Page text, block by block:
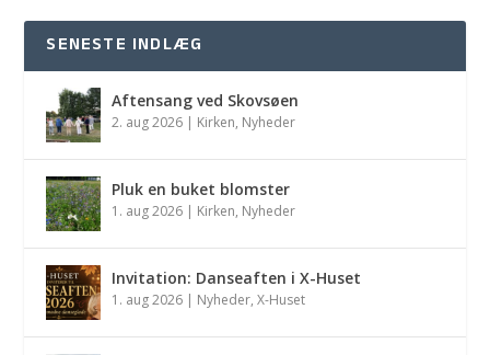
SENESTE INDLÆG
Aftensang ved Skovsøen
2. aug 2026 | Kirken, Nyheder
Pluk en buket blomster
1. aug 2026 | Kirken, Nyheder
Invitation: Danseaften i X-Huset
1. aug 2026 | Nyheder,X-Huset